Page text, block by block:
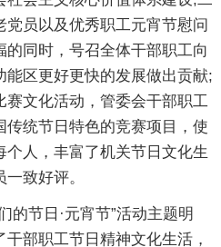
党员以及优秀职工元宵节慰问
同时，号召全体干部职工向
区更好更快的发展做出贡献;
文化活动，管委会干部职工
统节日特色的竞赛项目，使
人，丰富了机关节日文化生
致好评。
的节日·元宵节”活动主题明
部职工节日精神文化生活，